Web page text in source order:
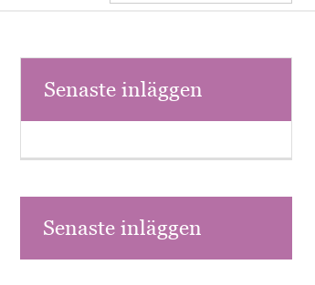
Senaste inläggen
Senaste inläggen